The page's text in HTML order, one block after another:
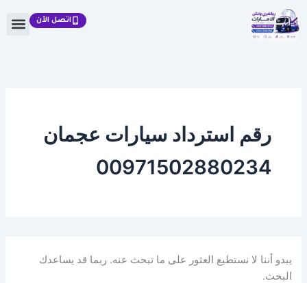
تخطي
إلى
المحتوى
اتصل الآن
رقم استرداد سيارات عجمان
00971502880234
يبدو أننا لا نستطيع العثور على ما تبحث عنه. ربما قد يساعدك
البحث.
عن: